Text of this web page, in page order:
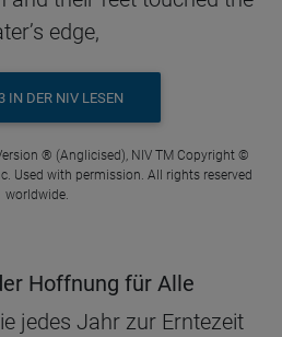
edge,
IN DER NIV LESEN
® (Anglicised), NIV TM Copyright ©
Used with permission. All rights reserved
worldwide.
Hoffnung für Alle
jedes Jahr zur Erntezeit